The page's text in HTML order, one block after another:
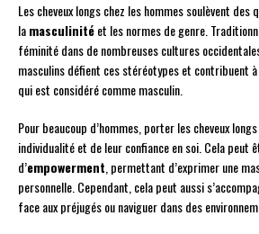
Les cheveux longs chez les hommes soulèvent
lamasculinitéet les normes de genre.
féminité dans de nombreuses cultures
masculins défient ces stéréotypes et contribuent
qui est considéré comme masculin.
Pour beaucoup d’hommes, porter les cheveux
individualité et de leur confiance en soi. Cela peut
d’empowerment, permettant d’exprimer une
personnelle. Cependant, cela peut aussi
face aux préjugés ou naviguer dans des